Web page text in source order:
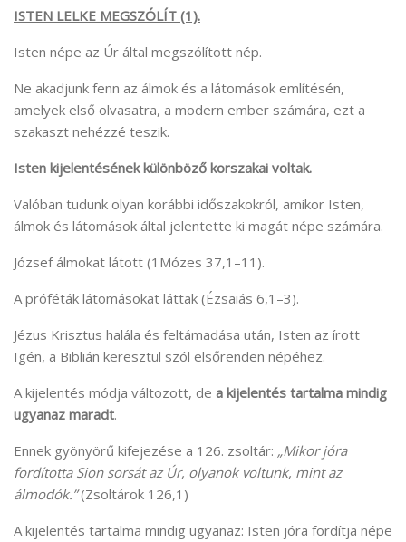
ISTEN LELKE MEGSZÓLÍT (1).
Isten népe az Úr által megszólított nép.
Ne akadjunk fenn az álmok és a látomások említésén,
amelyek első olvasatra, a modern ember számára, ezt a
szakaszt nehézzé teszik.
Isten kijelentésének különböző korszakai voltak.
Valóban tudunk olyan korábbi időszakokról, amikor Isten,
álmok és látomások által jelentette ki magát népe számára.
József álmokat látott (1Mózes 37,1–11).
A próféták látomásokat láttak (Ézsaiás 6,1–3).
Jézus Krisztus halála és feltámadása után, Isten az írott
Igén, a Biblián keresztül szól elsőrenden népéhez.
A kijelentés módja változott, de a kijelentés tartalma mindig
ugyanaz maradt.
Ennek gyönyörű kifejezése a 126. zsoltár: „Mikor jóra
fordította Sion sorsát az Úr, olyanok voltunk, mint az
álmodók.”(Zsoltárok 126,1)
A kijelentés tartalma mindig ugyanaz: Isten jóra fordítja népe